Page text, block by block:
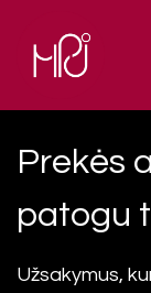
Prekės
patogu
Užsakymus,